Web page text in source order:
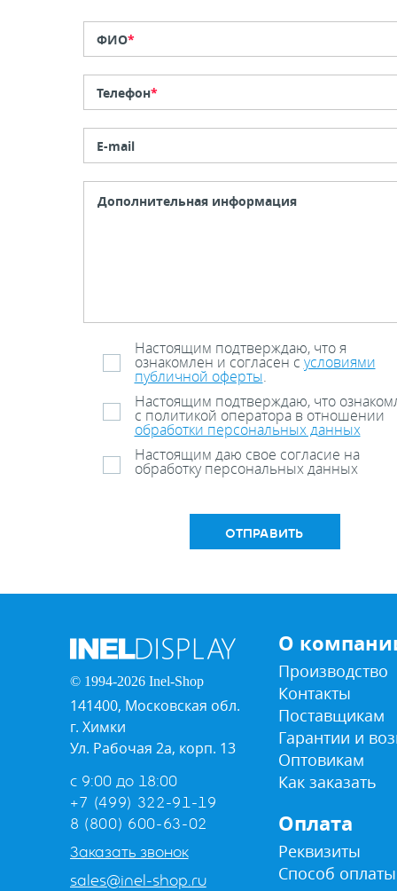
ФИО*
Телефон*
E-mail
Настоящим подтверждаю, что я
ознакомлен и согласен с условиями
публичной оферты.
Настоящим подтверждаю, что
с политикой оператора в отношении
обработки персональных данных
Настоящим даю свое согласие на
обработку персональных данных
ОТПРАВИТЬ
© 1994-2026 Inel-Shop
141400, Московская обл.
г. Химки
Ул. Рабочая 2а, корп. 13
с 9:00 до 18:00
+7 (499) 322-91-19
8 (800) 600-63-02
Заказать звонок
sales@inel-shop.ru
О
Производство
Контакты
Поставщикам
Гарантии и
Оптовикам
Как заказать
Оплата
Реквизиты
Способ оплаты